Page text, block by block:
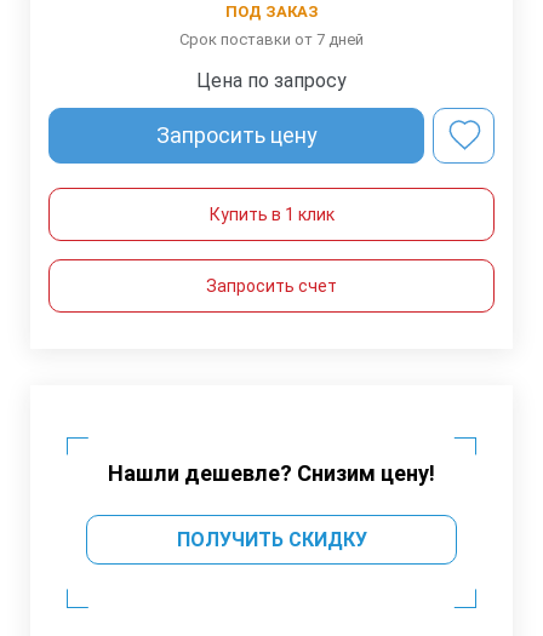
ПОД ЗАКАЗ
Срок поставки от 7 дней
Цена по запросу
Запросить цену
Купить в 1 клик
Запросить счет
Нашли дешевле? Снизим цену!
ПОЛУЧИТЬ СКИДКУ